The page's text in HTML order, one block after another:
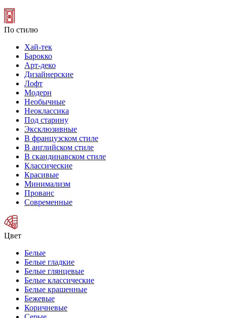
По стилю
Хай-тек
Барокко
Арт-деко
Дизайнерские
Лофт
Модерн
Необычные
Неоклассика
Под старину
Эксклюзивные
В французском стиле
В английском стиле
В скандинавском стиле
Классические
Красивые
Минимализм
Прованс
Современные
Цвет
Белые
Белые гладкие
Белые глянцевые
Белые классические
Белые крашенные
Бежевые
Коричневые